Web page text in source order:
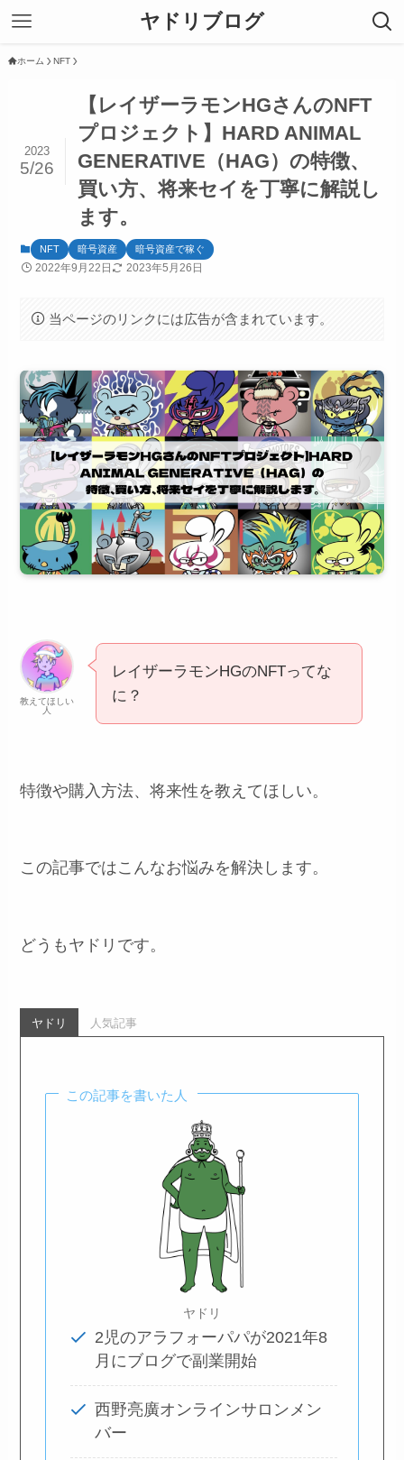
ヤドリブログ
ホーム NFT
【レイザーラモンHGさんのNFT
プロジェクト】HARD ANIMAL
GENERATIVE（HAG）の特徴、
買い方、将来セイを丁寧に解説し
ます。
2023
5/26
NFT 暗号資産 暗号資産で稼ぐ
2022年9月22日 2023年5月26日
当ページのリンクには広告が含まれています。
教えてほしい
人
レイザーラモンHGのNFTってな
に？
特徴や購入方法、将来性を教えてほしい。
この記事ではこんなお悩みを解決します。
どうもヤドリです。
ヤドリ 人気記事
この記事を書いた人
ヤドリ
2児のアラフォーパパが2021年8
月にブログで副業開始
西野亮廣オンラインサロンメン
バー